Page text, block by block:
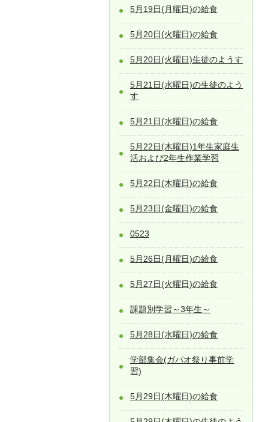
5月19日(月曜日)の給食
5月20日(火曜日)の給食
5月20日(火曜日)生徒のようす
5月21日(水曜日)の生徒のよう
す
5月21日(水曜日)の給食
5月22日(木曜日)1年生家庭生
活および2年生作業学習
5月22日(木曜日)の給食
5月23日(金曜日)の給食
0523
5月26日(月曜日)の給食
5月27日(火曜日)の給食
課題別学習～3年生～
5月28日(水曜日)の給食
学部集会(ガパオ祭り事前学
習)
5月29日(木曜日)の給食